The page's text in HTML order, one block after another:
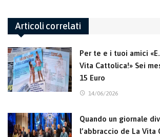
Articoli correlati
Per te e i tuoi amici
Vita Cattolica!» Sei
15 Euro
14/06/2026
Quando un giornale
l’abbraccio de La Vita